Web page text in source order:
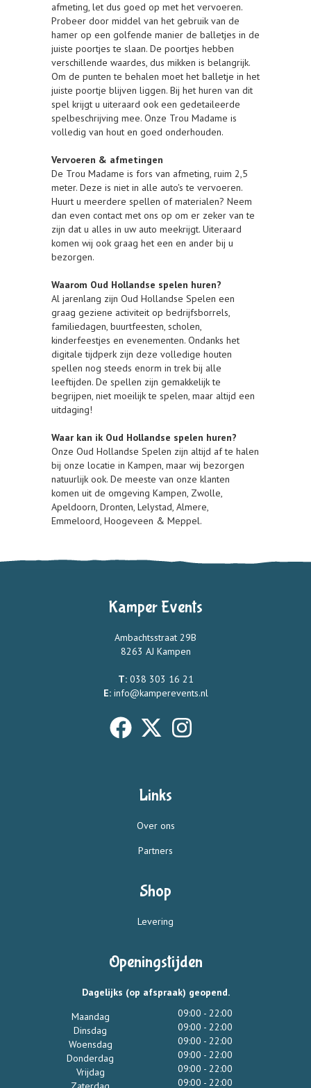
afmeting, let dus goed op met het vervoeren.
Probeer door middel van het gebruik van de
hamer op een golfende manier de balletjes in de
juiste poortjes te slaan. De poortjes hebben
verschillende waardes, dus mikken is belangrijk.
Om de punten te behalen moet het balletje in het
juiste poortje blijven liggen. Bij het huren van dit
spel krijgt u uiteraard ook een gedetaileerde
spelbeschrijving mee. Onze Trou Madame is
volledig van hout en goed onderhouden.
Vervoeren & afmetingen
De Trou Madame is fors van afmeting, ruim 2,5
meter. Deze is niet in alle auto's te vervoeren.
Huurt u meerdere spellen of materialen? Neem
dan even contact met ons op om er zeker van te
zijn dat u alles in uw auto meekrijgt. Uiteraard
komen wij ook graag het een en ander bij u
bezorgen.
Waarom Oud Hollandse spelen huren?
Al jarenlang zijn Oud Hollandse Spelen een
graag geziene activiteit op bedrijfsborrels,
familiedagen, buurtfeesten, scholen,
kinderfeestjes en evenementen. Ondanks het
digitale tijdperk zijn deze volledige houten
spellen nog steeds enorm in trek bij alle
leeftijden. De spellen zijn gemakkelijk te
begrijpen, niet moeilijk te spelen, maar altijd een
uitdaging!
Waar kan ik Oud Hollandse spelen huren?
Onze Oud Hollandse Spelen zijn altijd af te halen
bij onze locatie in Kampen, maar wij bezorgen
natuurlijk ook. De meeste van onze klanten
komen uit de omgeving Kampen, Zwolle,
Apeldoorn, Dronten, Lelystad, Almere,
Emmeloord, Hoogeveen & Meppel.
Kamper Events
Ambachtsstraat 29B
8263 AJ Kampen
T: 038 303 16 21
E: info@kamperevents.nl
Links
Over ons
Partners
Shop
Levering
Openingstijden
Dagelijks (op afspraak) geopend.
Maandag
Dinsdag
Woensdag
Donderdag
Vrijdag
09:00 - 22:00
09:00 - 22:00
09:00 - 22:00
09:00 - 22:00
09:00 - 22:00
09:00 - 22:00